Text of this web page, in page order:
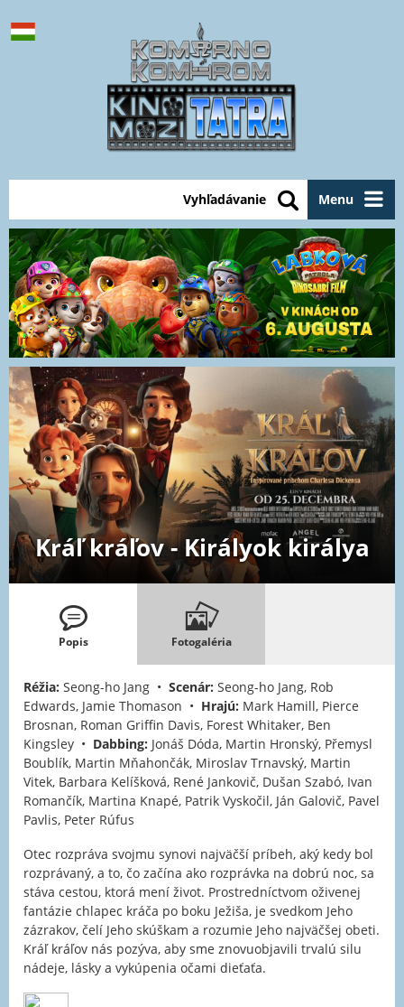
Menu
Vyhľadávanie
Kráľ kráľov - Királyok királya
Popis Fotogaléria
Réžia: Seong-ho Jang • Scenár: Seong-ho Jang, Rob
Edwards, Jamie Thomason • Hrajú: Mark Hamill, Pierce
Brosnan, Roman Griffin Davis, Forest Whitaker, Ben
Kingsley • Dabbing: Jonáš Dóda, Martin Hronský, Přemysl
Boublík, Martin Mňahončák, Miroslav Trnavský, Martin
Vitek, Barbara Kelíšková, René Jankovič, Dušan Szabó, Ivan
Romančík, Martina Knapé, Patrik Vyskočil, Ján Galovič, Pavel
Pavlis, Peter Rúfus
Otec rozpráva svojmu synovi najväčší príbeh, aký kedy bol
rozprávaný, a to, čo začína ako rozprávka na dobrú noc, sa
stáva cestou, ktorá mení život. Prostredníctvom oživenej
fantázie chlapec kráča po boku Ježiša, je svedkom Jeho
zázrakov, čelí Jeho skúškam a rozumie Jeho najväčšej obeti.
Kráľ kráľov nás pozýva, aby sme znovuobjavili trvalú silu
nádeje, lásky a vykúpenia očami dieťaťa.